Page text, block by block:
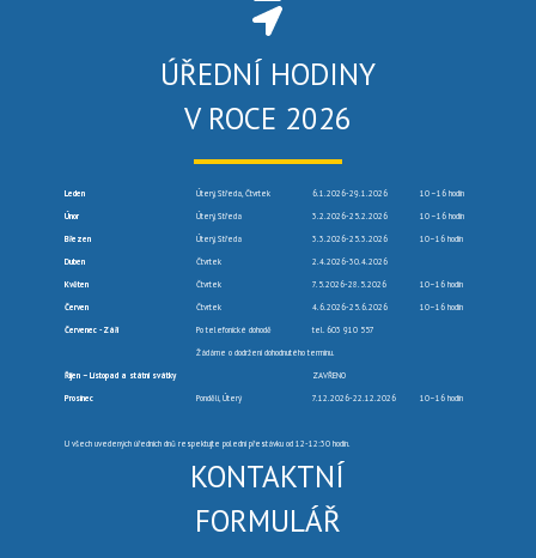
ÚŘEDNÍ HODINY
V ROCE 2026
Leden Úterý, Středa, Čtvrtek 6.1.2026-29.1.2026 10 –16 hodin
Únor Úterý, Středa 3.2.2026-25.2.2026 10 –16 hodin
Březen Úterý, Středa 3.3.2026-25.3.2026 10–16 hodin
Duben Čtvrtek 2.4.2026-30.4.2026
Květen Čtvrtek 7.5.2026-28.5.2026 10–16 hodin
Červen Čtvrtek 4.6.2026-25.6.2026 10–16 hodin
Červenec -Září Po telefonické dohodě tel. 603 910 557
Žádáme o dodržení dohodnutého termínu.
Říjen – Listopad a státní svátky ZAVŘENO
Prosinec Pondělí, Úterý 7.12.2026-22.12.2026 10–16 hodin
U všech uvedených úředních dnů respektujte polední přestávku od 12-12:30 hodin.
KONTAKTNÍ
FORMULÁŘ